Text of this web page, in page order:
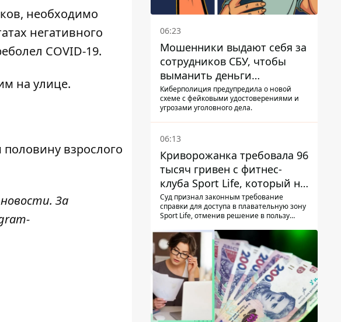
необходимо
негативного
COVID-19.
на улице.
взрослого
За
06:23
Мошенники выдают себя за
сотрудников СБУ, чтобы
выманить деньги
украинцев
Киберполиция предупредила о новой
схеме с фейковыми удостоверениями и
угрозами уголовного дела.
06:13
Криворожанка требовала 96
тысяч гривен с фитнес-
клуба Sport Life, который не
пускал ее в бассейн без
медицинской справки –
Суд признал законным требование
справки для доступа в плавательную зону
Sport Life, отменив решение в пользу